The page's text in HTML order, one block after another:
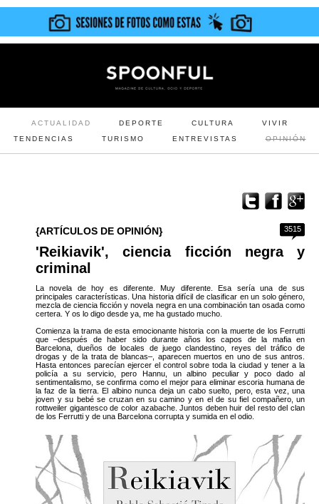
ACTUALIDAD DEPORTE CULTURA
VIVIR
TENDENCIAS
TURISMO ENTREVISTAS OPINIÓN
3515
{ARTÍCULOS DE OPINIÓN}
'Reikiavik', ciencia ficción negra y
criminal
La novela de hoy es diferente. Muy diferente. Esa sería una de sus
principales características. Una historia difícil de clasificar en un solo género,
mezcla de ciencia ficción y novela negra en una combinación tan osada como
certera. Y os lo digo desde ya, me ha gustado mucho.
Comienza la trama de esta emocionante historia con la muerte de los Ferrutti
que ‒después de haber sido durante años los capos de la mafia en
Barcelona, dueños de locales de juego clandestino, reyes del tráfico de
drogas y de la trata de blancas‒, aparecen muertos en uno de sus antros.
Hasta entonces parecían ejercer el control sobre toda la ciudad y tener a la
policía a su servicio, pero Hannu, un albino peculiar y poco dado al
sentimentalismo, se confirma como el mejor para eliminar escoria humana de
la faz de la tierra. El albino nunca deja un cabo suelto, pero, esta vez, una
joven y su bebé se cruzan en su camino y en el de su fiel compañero, un
rottweiler gigantesco de color azabache. Juntos deben huir del resto del clan
de los Ferrutti y de una Barcelona corrupta y sumida en el odio.